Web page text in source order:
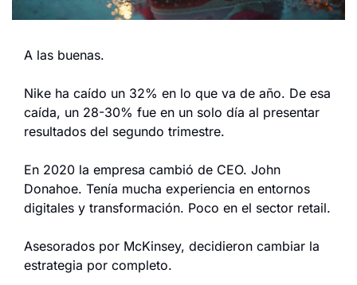
A las buenas.
Nike ha caído un 32% en lo que va de año. De esa
caída, un 28-30% fue en un solo día al presentar
resultados del segundo trimestre.
En 2020 la empresa cambió de CEO. John
Donahoe. Tenía mucha experiencia en entornos
digitales y transformación. Poco en el sector retail.
Asesorados por McKinsey, decidieron cambiar la
estrategia por completo.